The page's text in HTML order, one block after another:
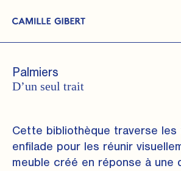
the
Palmiers
D’un seul trait
Cette bibliothèque traverse
enfilade pour les réunir
meuble créé en réponse à une